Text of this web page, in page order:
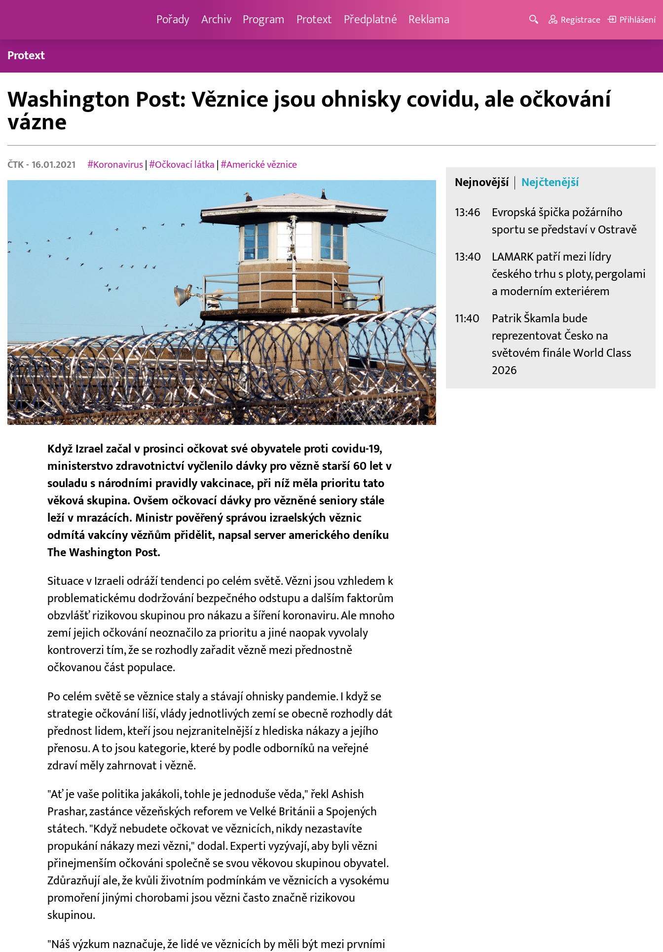
Pořady Archiv Program Protext Předplatné Reklama Registrace Přihlášení
Protext
Washington Post: Věznice jsou ohnisky covidu, ale očkování
vázne
ČTK - 16.01.2021 #Koronavirus| #Očkovací látka #Americké věznice
Když Izrael začal v prosinci očkovat své obyvatele proti covidu-19,
ministerstvo zdravotnictví vyčlenilo dávky pro vězně starší 60 let v
souladu s národními pravidly vakcinace, při níž měla prioritu tato
věková skupina. Ovšem očkovací dávky pro vězněné seniory stále
leží v mrazácích. Ministr pověřený správou izraelských věznic
odmítá vakcíny vězňům přidělit, napsal server amerického deníku
The Washington Post.
Situace v Izraeli odráží tendenci po celém světě. Vězni jsou vzhledem k
problematickému dodržování bezpečného odstupu a dalším faktorům
obzvlášť rizikovou skupinou pro nákazu a šíření koronaviru. Ale mnoho
zemí jejich očkování neoznačilo za prioritu a jiné naopak vyvolaly
kontroverzi tím, že se rozhodly zařadit vězně mezi přednostně
očkovanou část populace.
Po celém světě se věznice staly a stávají ohnisky pandemie. I když se
strategie očkování liší, vlády jednotlivých zemí se obecně rozhodly dát
přednost lidem, kteří jsou nejzranitelnější z hlediska nákazy a jejího
přenosu. A to jsou kategorie, které by podle odborníků na veřejné
zdraví měly zahrnovat i vězně.
"Ať je vaše politika jakákoli, tohle je jednoduše věda," řekl Ashish
Prashar, zastánce vězeňských reforem ve Velké Británii a Spojených
státech. "Když nebudete očkovat ve věznicích, nikdy nezastavíte
propukání nákazy mezi vězni," dodal. Experti vyzývají, aby byli vězni
přinejmenším očkováni společně se svou věkovou skupinou obyvatel.
Zdůrazňují ale, že kvůli životním podmínkám ve věznicích a vysokému
promoření jinými chorobami jsou vězni často značně rizikovou
skupinou.
"Náš výzkum naznačuje, že lidé ve věznicích by měli být mezi prvními
Nejnovější Nejčtenější
13:46
Evropská špička požárního
sportu se představí v Ostravě
13:40
LAMARK patří mezi lídry
českého trhu s ploty, pergolami
a moderním exteriérem
11:40
Patrik Škamla bude
reprezentovat Česko na
světovém finále World Class
2026